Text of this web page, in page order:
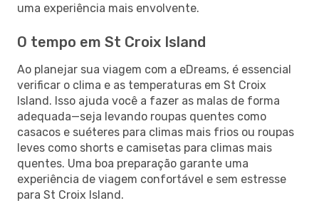
uma experiência mais envolvente.
O tempo em St Croix Island
Ao planejar sua viagem com a eDreams, é essencial
verificar o clima e as temperaturas em St Croix
Island. Isso ajuda você a fazer as malas de forma
adequada—seja levando roupas quentes como
casacos e suéteres para climas mais frios ou roupas
leves como shorts e camisetas para climas mais
quentes. Uma boa preparação garante uma
experiência de viagem confortável e sem estresse
para St Croix Island.